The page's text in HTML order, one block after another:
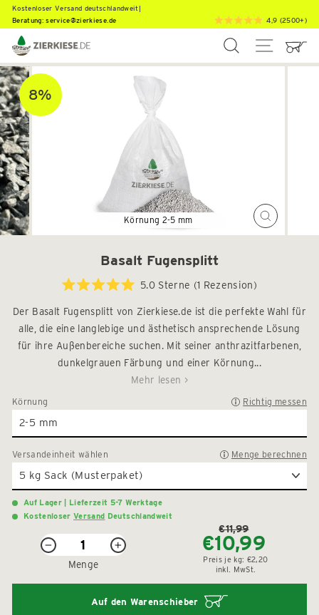
Direkt
zum
Inhalt
Kostenloser Versand |
Beratung:service@zierkiese.de 4,9 (2500+)
SUCHE
8%
Schließen
(Esc)
Basalt Fugensplitt
5.0
von
5
Sternen
bewertet
5.0 Sterne (1 Rezension)
um
zu
den
Der Basalt Fugensplitt von Zierkiese.de ist die perfekte Wahl für
alle, die eine langlebige und ästhetisch ansprechende Lösung
für ihre Außenbereiche suchen. Mit seiner anthrazitfarbenen,
dunkelgrauen Färbung und einer Körnung...
Mehr lesen >
Körnung Richtig messen
Versandeinheitwählen Menge berechnen
Auf Lager | Lieferzeit 5-7 Werktage
KostenloserVersand Deutschlandweit
−
+
Menge
Normaler
Preis
€11,99
Sonderpreis
€10,99
Preis je kg: €2,20
inkl. MwSt.
Auf den Warenschieber